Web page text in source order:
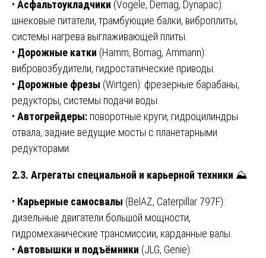
• Асфальтоукладчики (Vogele, Demag, Dynapac):
шнековые питатели, трамбующие балки, виброплиты,
системы нагрева выглаживающей плиты.
• Дорожные катки (Hamm, Bomag, Ammann):
вибровозбудители, гидростатические приводы.
• Дорожные фрезы (Wirtgen): фрезерные барабаны,
редукторы, системы подачи воды.
• Автогрейдеры: поворотные круги, гидроцилиндры
отвала, задние ведущие мосты с планетарными
редукторами.
2.3. Агрегаты специальной и карьерной техники ⛰️
• Карьерные самосвалы (BelAZ, Caterpillar 797F):
дизельные двигатели большой мощности,
гидромеханические трансмиссии, карданные валы.
• Автовышки и подъёмники (JLG, Genie):